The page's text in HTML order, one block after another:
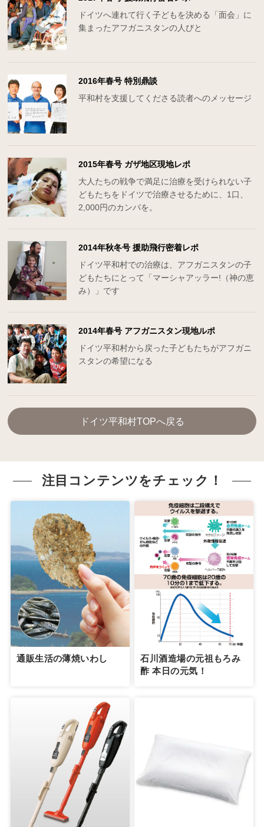
ドイツへ連れて行く子どもを決める「面会」に
集まったアフガニスタンの人びと
2016年春号 特別鼎談
平和村を支援してくださる読者へのメッセージ
2015年春号 ガザ地区現地レポ
大人たちの戦争で満足に治療を受けられない子
どもたちをドイツで治療させるために、1口、
2,000円のカンパを。
2014年秋冬号 援助飛行密着レポ
ドイツ平和村での治療は、アフガニスタンの子
どもたちにとって「マーシャアッラー!（神の恵
み）」です
2014年春号 アフガニスタン現地ルポ
ドイツ平和村から戻った子どもたちがアフガニ
スタンの希望になる
ドイツ平和村TOPへ戻る
注目コンテンツをチェック！
通販生活の薄焼いわし
石川酒造場の元祖もろみ
酢 本日の元気！